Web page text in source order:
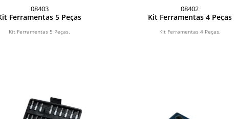
08403
Ferramentas 5 Peças
Kit Ferramentas 5 Peças.
08402
Kit Ferramentas 4 Peças
Kit Ferramentas 4 Peças.